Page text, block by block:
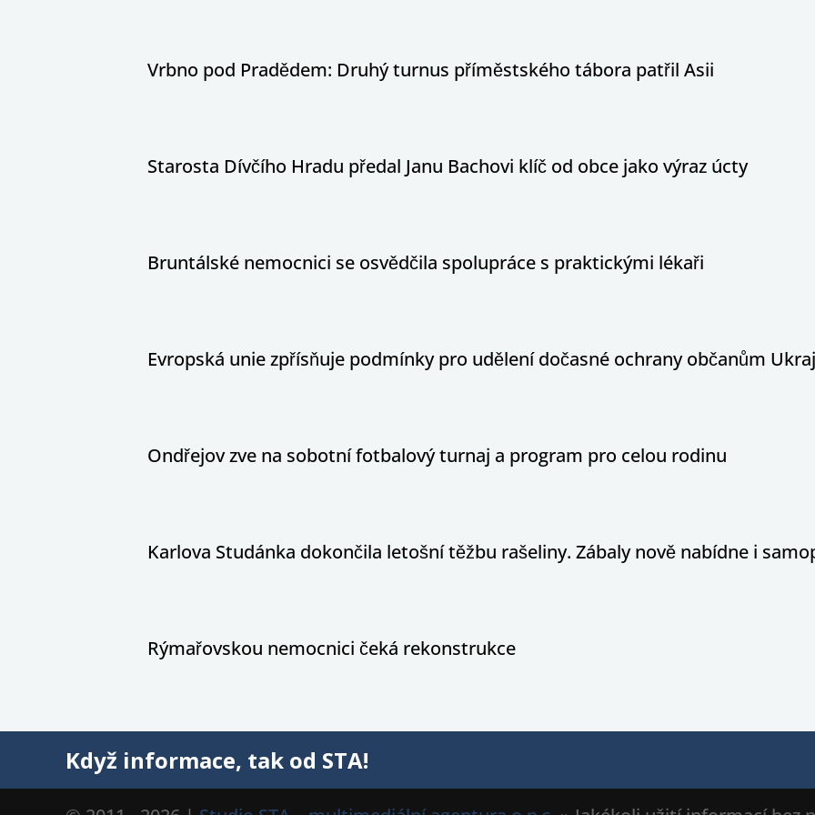
Vrbno pod Pradědem: Druhý turnus příměstského tábora patřil Asii
Starosta Dívčího Hradu předal Janu Bachovi klíč od obce jako výraz úcty
Bruntálské nemocnici se osvědčila spolupráce s praktickými lékaři
Evropská unie zpřísňuje podmínky pro udělení dočasné ochrany občanům
Ondřejov zve na sobotní fotbalový turnaj a program pro celou rodinu
Karlova Studánka dokončila letošní těžbu rašeliny. Zábaly nově nabídne i
Rýmařovskou nemocnici čeká rekonstrukce
Když informace, tak od STA!